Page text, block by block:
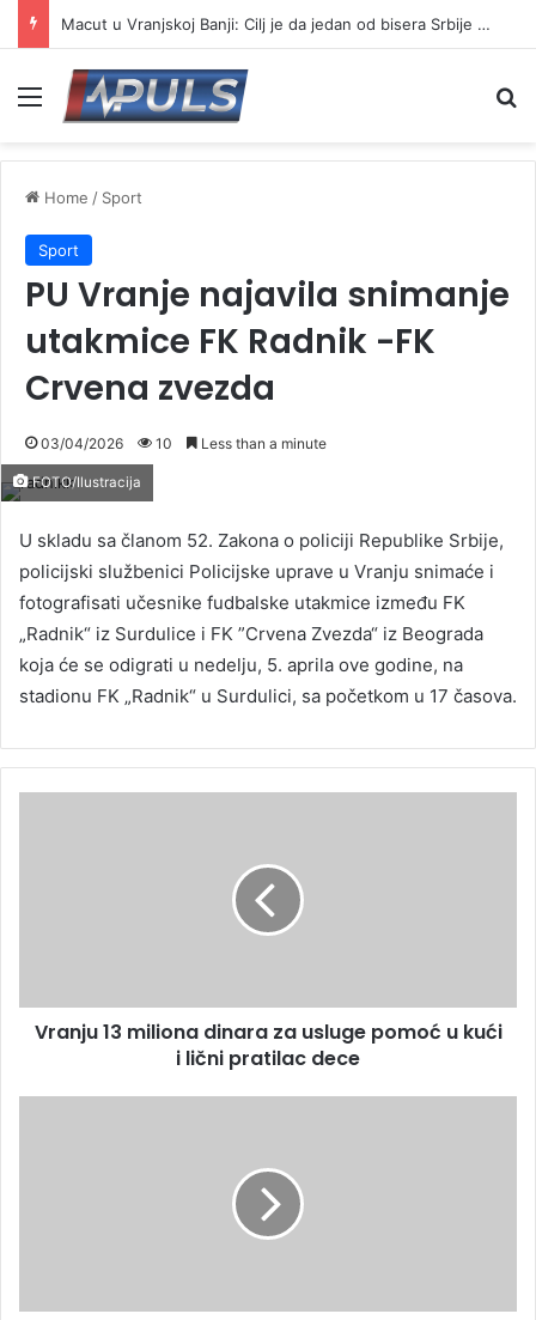
Macut u Vranjskoj Banji: Cilj je da jedan od bisera Srbije postane još jači centar banjskog turizma
Menu
Home / Sport
Sport
PU Vranje najavila snimanje
utakmice FK Radnik -FK
Crvena zvezda
03/04/2026 10 Less than a minute
FOTO/Ilustracija
U skladu sa članom 52. Zakona o policiji Republike Srbije,
policijski službenici Policijske uprave u Vranju snimaće i
fotografisati učesnike fudbalske utakmice između FK
„Radnik“ iz Surdulice i FK ”Crvena Zvezda“ iz Beograda
koja će se odigrati u nedelju, 5. aprila ove godine, na
stadionu FK „Radnik“ u Surdulici, sa početkom u 17 časova.
Vranju 13 miliona dinara za usluge pomoć u kući
i lični pratilac dece